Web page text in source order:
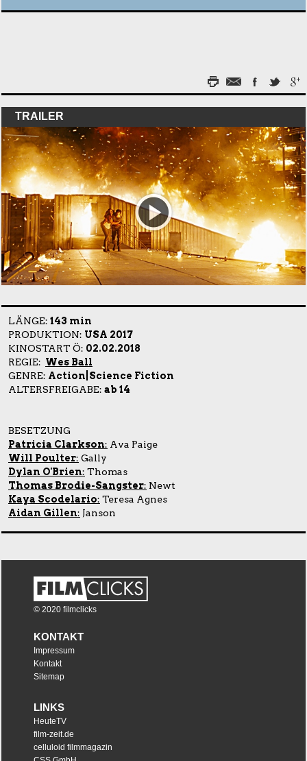
TRAILER
LÄNGE: 143 min
PRODUKTION: USA 2017
KINOSTART Ö: 02.02.2018
REGIE: Wes Ball
GENRE: Action|Science Fiction
ALTERSFREIGABE: ab 14
BESETZUNG
Patricia Clarkson: Ava Paige
Will Poulter: Gally
Dylan O'Brien: Thomas
Thomas Brodie-Sangster: Newt
Kaya Scodelario: Teresa Agnes
Aidan Gillen: Janson
© 2020 filmclicks
KONTAKT
Impressum
Kontakt
Sitemap
LINKS
HeuteTV
film-zeit.de
celluloid filmmagazin